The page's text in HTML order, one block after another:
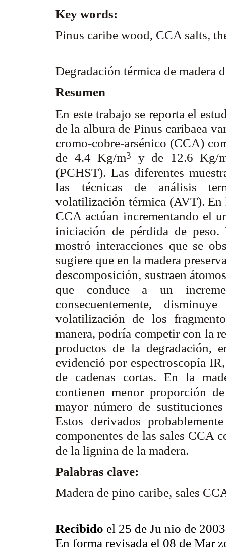
Key words:
Pinus caribe wood, CCA salts,
Degradación térmica de madera
Resumen
En este trabajo se reporta el
de la albura de Pinus caribaea
cromo-cobre-arsénico (CCA)
de 4.4 Kg/m3
y de 12.6 Kg/
(PCHST). Las diferentes
las técnicas de análisis
volatilización térmica (AVT). En
CCA actúan incrementando el
iniciación de pérdida de
mostró interacciones que se
sugiere que en la madera
descomposición, sustraen
que conduce a un
consecuentemente,
volatilización de los
manera, podría competir con la
productos de la degradación,
evidenció por espectroscopía
de cadenas cortas. En la
contienen menor proporción
mayor número de
Estos derivados
componentes de las sales CCA
de la lignina de la madera.
Palabras clave:
Madera de pino caribe, sales
Recibido el 25 de Ju nio de 2003
En forma revisada el 08 de Mar